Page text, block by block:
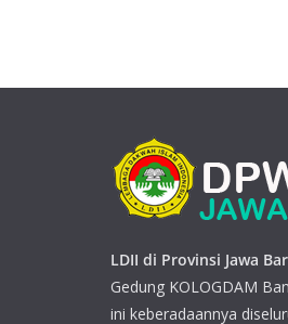
LDII di Provinsi Jawa
Gedung KOLOGDAM
ini keberadaannya